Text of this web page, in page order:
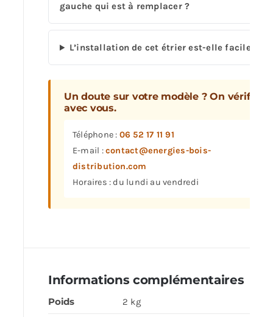
gauche qui est à remplacer ?
L’installation de cet étrier est-elle facile ?
Un doute sur votre modèle ? On vérifie
avec vous.
Téléphone : 06 52 17 11 91
E-mail :contact@energies-bois-
distribution.com
Horaires : du lundi au vendredi
Informations complémentaires
Poids 2 kg